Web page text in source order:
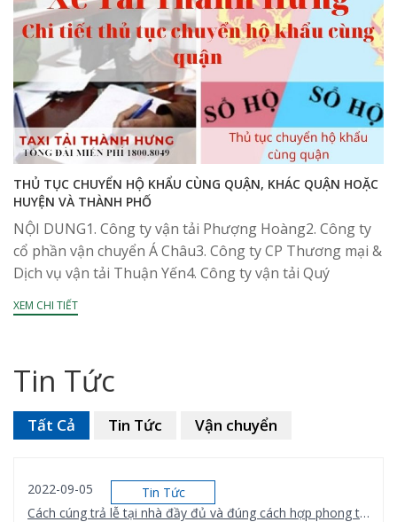
THỦ TỤC CHUYỂN HỘ KHẨU CÙNG QUẬN, KHÁC QUẬN HOẶC
HUYỆN VÀ THÀNH PHỐ
NỘI DUNG1. Công ty vận tải Phượng Hoàng2. Công ty
cổ phần vận chuyển Á Châu3. Công ty CP Thương mại &
Dịch vụ vận tải Thuận Yến4. Công ty vận tải Quý
XEM CHI TIẾT
Tin Tức
Tất Cả
2022-09-05
Tin Tức
Cách cúng trả lễ tại nhà đầy đủ và đúng cách hợp phong thủy
Tin Tức Vận chuyển